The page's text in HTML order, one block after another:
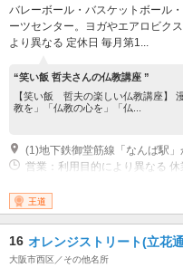
バレーボール・バスケットボール
ーツセンター。ヨガやエアロビク
より異なる 定休日 毎月第1...
“笑い飯 哲夫さんの仏教講座 ”
【笑い飯 哲夫の楽しい仏教講座】
教を」「仏教の心を」「仏...
(1)地下鉄御堂筋線「なんば駅
営業：利用目的により異なる
王道
16 オレンジストリート(立花
大阪市西区／その他名所